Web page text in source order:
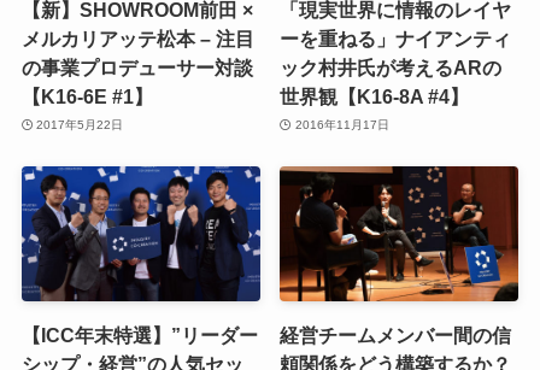
【新】SHOWROOM前田 ×
メルカリアッテ松本 – 注目
の事業プロデューサー対談
【K16-6E #1】
2017年5月22日
「現実世界に情報のレイヤ
ーを重ねる」ナイアンティ
ック村井氏が考えるARの
世界観【K16-8A #4】
2016年11月17日
【ICC年末特選】”リーダー
シップ・経営”の人気セッ
経営チームメンバー間の信
頼関係をどう構築するか？